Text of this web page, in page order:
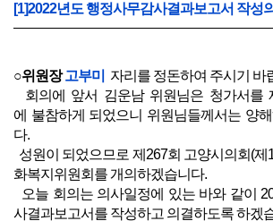
[1]2022년도 행정사무감사결과보고서 작성
○위원장고부미
자리를 정돈하여 주시기 바
회의에 앞서 김운남 위원님은 청가서를
에 불참하게 되었으니 위원님들께서는 양
다.
성원이 되었으므로 제267회 고양시의회(제
화복지위원회를 개의하겠습니다.
오늘 회의는 의사일정에 있는 바와 같이
사결과보고서를 작성하고 의결하도록 하겠